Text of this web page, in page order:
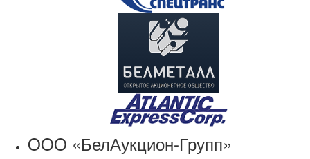
OOO «БелАукцион-Групп»